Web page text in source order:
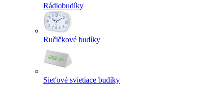
Rádiobudíky
Ručičkové budíky
Sieťové svietiace budíky